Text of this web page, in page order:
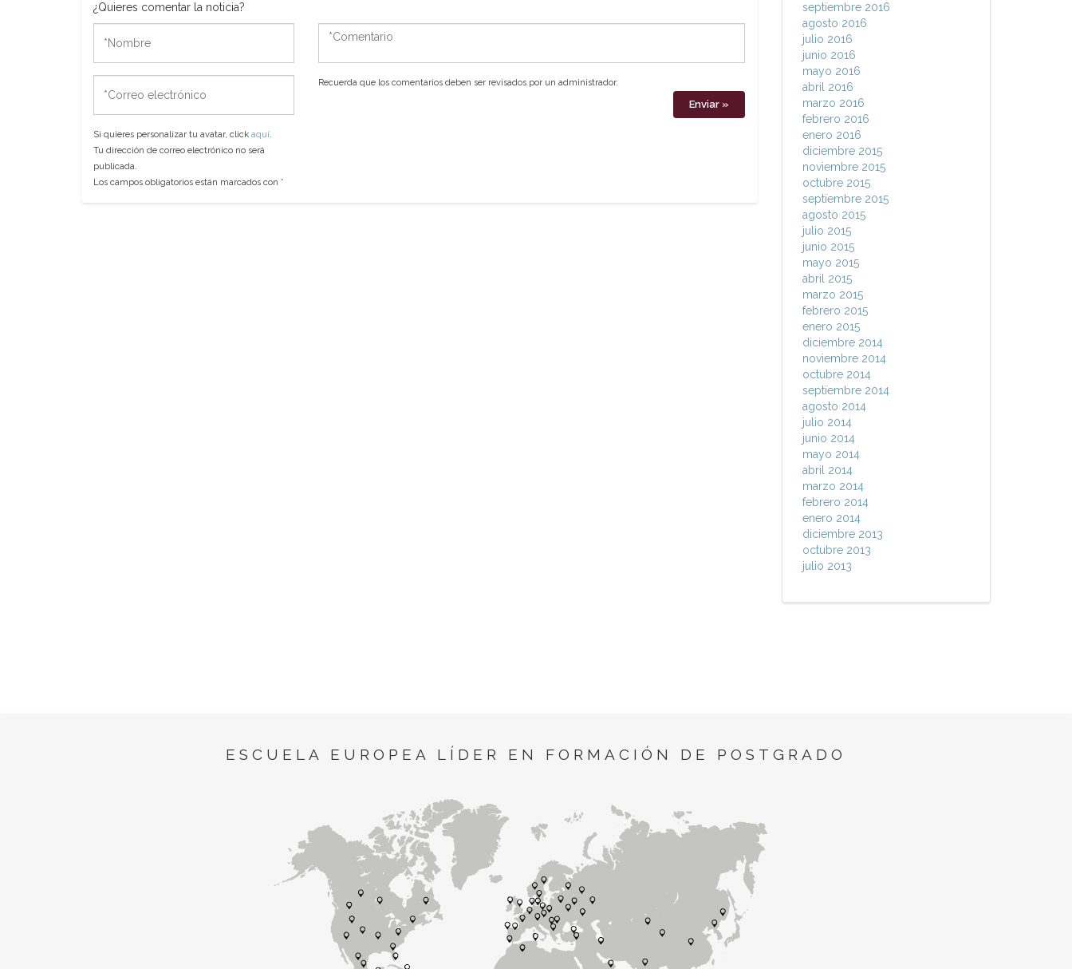
¿Quieres comentar la noticia?
electrónico
Si quieres personalizar tu avatar, click aquí.
Tu dirección de correo electrónico no será
publicada.
Los campos obligatorios están marcados con *
*Comentario
Recuerda que los comentarios deben ser revisados por un administrador.
septiembre 2016
agosto 2016
julio 2016
junio 2016
mayo 2016
abril 2016
marzo 2016
febrero 2016
enero 2016
diciembre 2015
noviembre 2015
octubre 2015
septiembre 2015
agosto 2015
julio 2015
junio 2015
mayo 2015
abril 2015
marzo 2015
febrero 2015
enero 2015
diciembre 2014
noviembre 2014
octubre 2014
septiembre 2014
agosto 2014
julio 2014
junio 2014
mayo 2014
abril 2014
marzo 2014
febrero 2014
enero 2014
diciembre 2013
octubre 2013
julio 2013
ESCUELA EUROPEA LÍDER EN FORMACIÓN DE POSTGRADO